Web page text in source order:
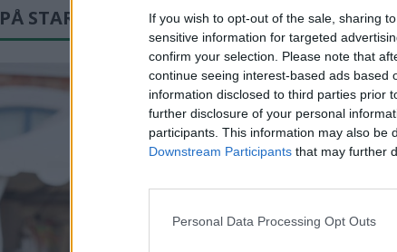
If you wish to opt-out of the sale, sharing
sensitive information for targeted
confirm your selection. Please note that
continue seeing interest-based ads based
information disclosed to third parties prior
further disclosure of your personal
participants. This information may also be
Downstream Participants that may further
Personal Data Processing Opt Outs
PÅ STARTSIDAN JUST NU